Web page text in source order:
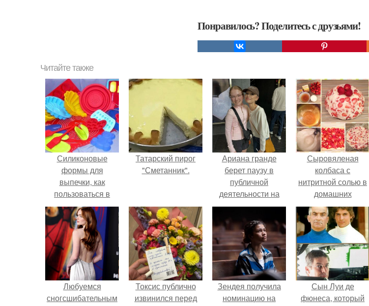
Понравилось? Поделитесь с друзьями!
Читайте также
Силиконовые
формы для
выпечки, как
пользоваться в
духовке. 9 правил
использования
силиконовых
формам для
выпечки.
Татарский пирог
"Сметанник".
Ариана гранде
берет паузу в
публичной
деятельности на
фоне слухов о
своем здоровье.
Сыровяленая
колбаса с
нитритной солью в
домашних
условиях. Мы
готовим сами:
сыровяленая
домашняя колбаса.
Любуемся
сногсшибательным
Токсис публично
извинился перед
Зендея получила
номинацию на
Сын Луи де
фюнеса, который